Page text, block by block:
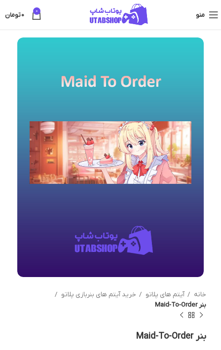
منو 0
0تومان
خانه آیتم های پلاتو
خرید آیتم های بنربازی پلاتو
بنر Maid-To-Order
بنر Maid-To-Order